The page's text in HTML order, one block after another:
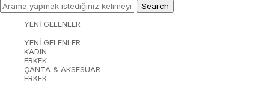
YENİ GELENLER
YENİ GELENLER
KADIN
ERKEK
ÇANTA & AKSESUAR
ERKEK